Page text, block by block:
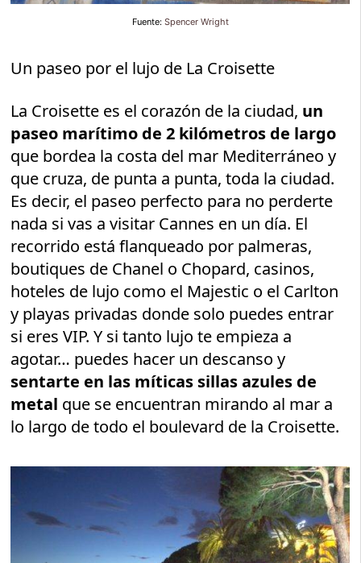
Fuente: Spencer Wright
Un paseo por el lujo de La Croisette
La Croisette es el corazón de la ciudad, un
paseo marítimo de 2 kilómetros de largo
que bordea la costa del mar Mediterráneo y
que cruza, de punta a punta, toda la ciudad.
Es decir, el paseo perfecto para no perderte
nada si vas a visitar Cannes en un día. El
recorrido está flanqueado por palmeras,
boutiques de Chanel o Chopard, casinos,
hoteles de lujo como el Majestic o el Carlton
y playas privadas donde solo puedes entrar
si eres VIP. Y si tanto lujo te empieza a
agotar… puedes hacer un descanso y
sentarte en las míticas sillas azules de
metal que se encuentran mirando al mar a
lo largo de todo el boulevard de la Croisette.